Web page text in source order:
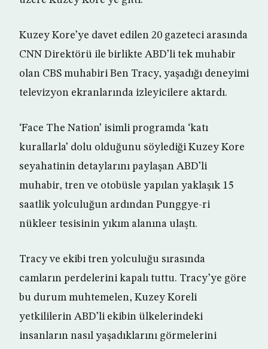
Kuzey Kore’ye davet edilen 20 gazeteci arasında
CNN Direktörü ile birlikte ABD’li tek muhabir
olan CBS muhabiri Ben Tracy, yaşadığı deneyimi
televizyon ekranlarında izleyicilere aktardı.
‘Face The Nation’ isimli programda ‘katı
kurallarla’ dolu olduğunu söylediği Kuzey Kore
seyahatinin detaylarını paylaşan ABD’li
muhabir, tren ve otobüsle yapılan yaklaşık 15
saatlik yolculuğun ardından Punggye-ri
nükleer tesisinin yıkım alanına ulaştı.
Tracy ve ekibi tren yolculuğu sırasında
camların perdelerini kapalı tuttu. Tracy’ye göre
bu durum muhtemelen, Kuzey Koreli
yetkililerin ABD’li ekibin ülkelerindeki
insanların nasıl yaşadıklarını görmelerini